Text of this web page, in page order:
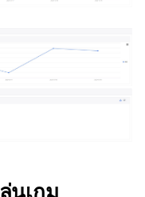
นเกม